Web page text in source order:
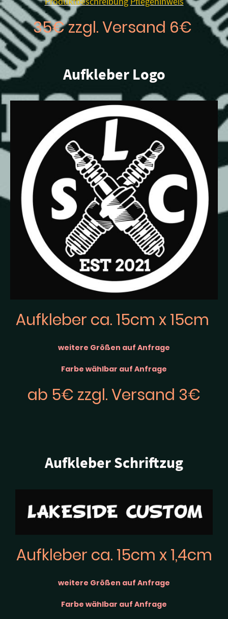
35€ zzgl. Versand 6€
Aufkleber Logo
Aufkleber ca. 15cm x 15cm
weitere Größen auf Anfrage
Farbe wählbar auf Anfrage
ab 5€ zzgl. Versand 3€
Aufkleber Schriftzug
Aufkleber ca. 15cm x 1,4cm
weitere Größen auf Anfrage
Farbe wählbar auf Anfrage